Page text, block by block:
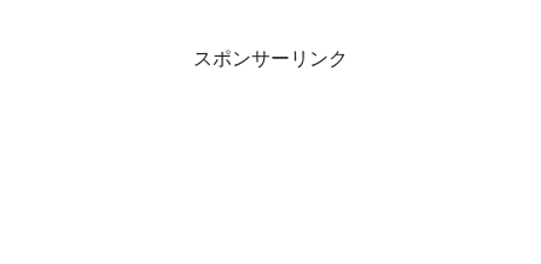
スポンサーリンク